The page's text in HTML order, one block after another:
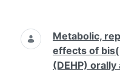
Ricerca
Metabolic,
effects of
(DEHP)